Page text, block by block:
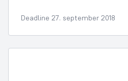
Deadline 27. september 2018